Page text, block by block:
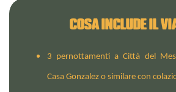
COSA INCLUDE IL
3 pernottamenti a Città del
Casa Gonzalez o similare con